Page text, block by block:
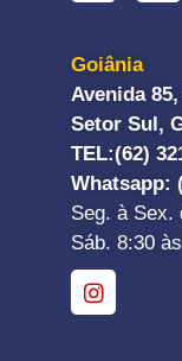
Goiânia
Avenida 85,
Setor Sul,
TEL:(62)
Whatsapp:
Seg. à Sex.
Sáb. 8:30